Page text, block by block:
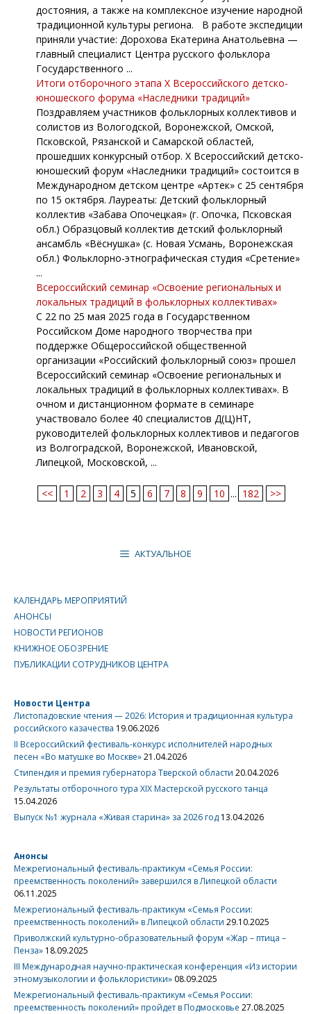
достояния, а также на комплексное изучение народной
традиционной культуры региона. В работе экспедиции
приняли участие: Дорохова Екатерина Анатольевна —
главный специалист Центра русского фольклора
Государственного ...
Итоги отборочного этапа X Всероссийского детско-
юношеского форума «Наследники традиций»
Поздравляем участников фольклорных коллективов и
солистов из Вологодской, Воронежской, Омской,
Псковской, Рязанской и Самарской областей,
прошедших конкурсный отбор. X Всероссийский детско-
юношеский форум «Наследники традиций» состоится в
Международном детском центре «Артек» с 25 сентября
по 15 октября. Лауреаты: Детский фольклорный
коллектив «Забава Опочецкая» (г. Опочка, Псковская
обл.) Образцовый коллектив детский фольклорный
ансамбль «Вёснушка» (с. Новая Усмань, Воронежская
обл.) Фольклорно-этнографическая студия «Сретение»
...
Всероссийский семинар «Освоение региональных и
локальных традиций в фольклорных коллективах»
С 22 по 25 мая 2025 года в Государственном
Российском Доме народного творчества при
поддержке Общероссийской общественной
организации «Российский фольклорный союз» прошел
Всероссийский семинар «Освоение региональных и
локальных традиций в фольклорных коллективах». В
очном и дистанционном формате в семинаре
участвовало более 40 специалистов Д(Ц)НТ,
руководителей фольклорных коллективов и педагогов
из Волгоградской, Воронежской, Ивановской,
Липецкой, Московской, ...
<< 1 2 3 4 5 6 7 8 9 10 ... 182 >>
АКТУАЛЬНОЕ
КАЛЕНДАРЬ МЕРОПРИЯТИЙ
АНОНСЫ
НОВОСТИ РЕГИОНОВ
КНИЖНОЕ ОБОЗРЕНИЕ
ПУБЛИКАЦИИ СОТРУДНИКОВ ЦЕНТРА
Новости Центра
Листопадовские чтения — 2026: История и традиционная культура
российского казачества 19.06.2026
II Всероссийский фестиваль-конкурс исполнителей народных
песен «Во матушке во Москве»21.04.2026
Стипендия и премия губернатора Тверской области 20.04.2026
Результаты отборочного тура XIX Мастерской русского танца
15.04.2026
Выпуск №1 журнала «Живая старина» за 2026 год 13.04.2026
Анонсы
Межрегиональный фестиваль-практикум «Семья России:
преемственность поколений» завершился в Липецкой области
06.11.2025
Межрегиональный фестиваль-практикум «Семья России:
преемственность поколений» в Липецкой области 29.10.2025
Приволжский культурно-образовательный форум «Жар – птица –
Пенза» 18.09.2025
III Международная научно-практическая конференция «Из истории
этномузыкологии и фольклористики» 08.09.2025
Межрегиональный фестиваль-практикум «Семья России:
преемственность поколений» пройдет в Подмосковье 27.08.2025